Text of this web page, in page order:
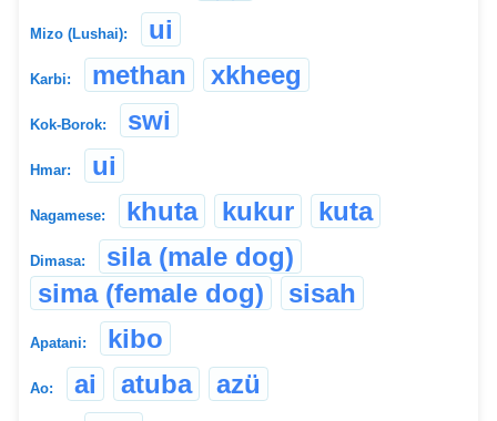
Mizo (Lushai): ui
Karbi: methan xkheeg
Kok-Borok: swi
Hmar: ui
Nagamese: khuta kukur kuta
Dimasa:
sila (male dog)
sima (female dog)
sisah
Apatani: kibo
Ao: ai atuba
azü